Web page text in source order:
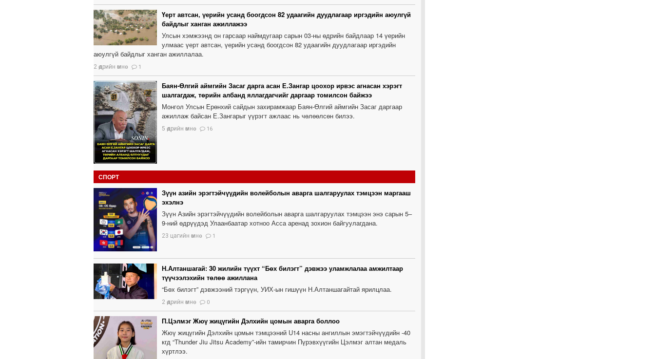
Үерт автсан, үерийн усанд боогдсон 82 удаагийн дуудлагаар иргэдийн аюулгүй
байдлыг ханган ажиллажээ
Улсын хэмжээнд он гарсаар наймдугаар сарын 03-ны өдрийн байдлаар 14 үерийн
улмаас үерт автсан, үерийн усанд боогдсон 82 удаагийн дуудлагаар иргэдийн
аюулгүй байдлыг ханган ажиллалаа.
2 өдрийн өмнө 1
Баян-Өлгий аймгийн Засаг дарга асан Е.Зангар цоохор ирвэс агнасан хэрэгт
шалгагдаж, төрийн албанд яллагдагчийг даргаар томилсон байжээ
Монгол Улсын Ерөнхий сайдын захирамжаар Баян-Өлгий аймгийн Засаг даргаар
ажиллаж байсан Е.Зангарыг үүрэгт ажлаас нь чөлөөлсөн билээ.
5 өдрийн өмнө 16
СПОРТ
Зүүн азийн эрэгтэйчүүдийн волейболын аварга шалгаруулах тэмцээн маргааш
эхэлнэ
Зүүн Азийн эрэгтэйчүүдийн волейболын аварга шалгаруулах тэмцээн энэ сарын 5–
9-ний өдрүүдэд Улаанбаатар хотноо Асса аренад зохион байгуулагдана.
23 цагийн өмнө 1
Н.Алтаншагай: 30 жилийн түүхт “Бөх билэгт” дэвжээ уламжлалаа амжилтаар
түүчээлэхийн төлөө ажиллана
“Бөх билэгт” дэвжээний тэргүүн, УИХ-ын гишүүн Н.Алтаншагайтай ярилцлаа.
2 өдрийн өмнө 0
П.Цэлмэг Жюү жицүгийн Дэлхийн цомын аварга боллоо
Жюү жицүгийн Дэлхийн цомын тэмцээний U14 насны ангиллын эмэгтэйчүүдийн -40
кгд “Thunder Jiu Jitsu Academy”-ийн тамирчин Пүрэвхүүгийн Цэлмэг алтан медаль
хүртлээ.